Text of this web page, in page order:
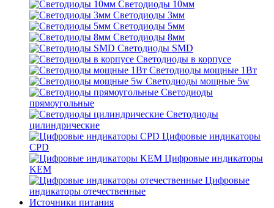
Светодиоды 10мм
Светодиоды 3мм
Светодиоды 5мм
Светодиоды 8мм
Светодиоды SMD
Светодиоды в корпусе
Светодиоды мощные 1Вт
Светодиоды мощные 5w
Светодиоды
прямоугольные
Светодиоды
цилиндрические
Цифровые индикаторы
CPD
Цифровые индикаторы
KEM
Цифровые
индикаторы отечественные
Источники питания